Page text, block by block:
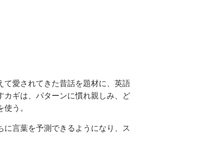
て愛されてきた昔話を題材に、英語
ギは、パターンに慣れ親しみ、ど
使う。
言葉を予測できるようになり、ス